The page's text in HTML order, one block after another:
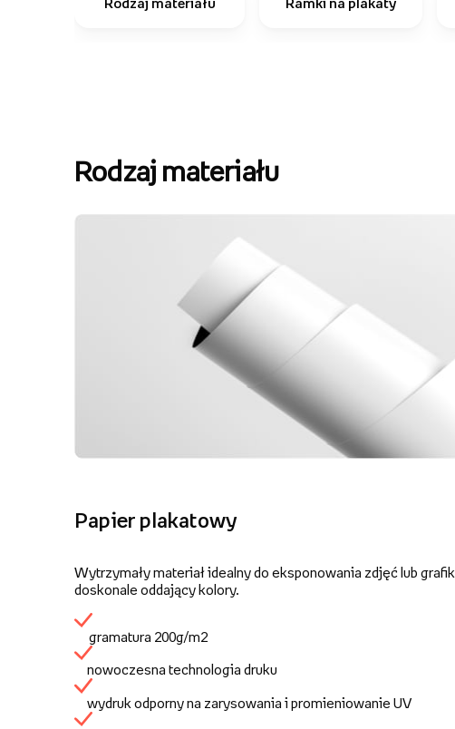
Rodzaj materiału
Papier plakatowy
Wytrzymały materiał idealny do eksponowania zdjęć lub grafik,
doskonale oddający kolory.
gramatura 200g/m2
nowoczesna technologia druku
wydruk odporny na zarysowania i promieniowanie UV